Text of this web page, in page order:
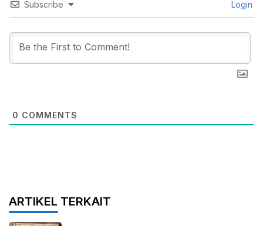
Subscribe Login
0 COMMENTS
ARTIKEL TERKAIT